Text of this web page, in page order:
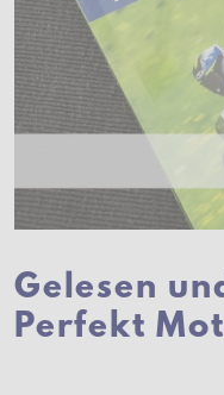
Gelesen
Perfekt